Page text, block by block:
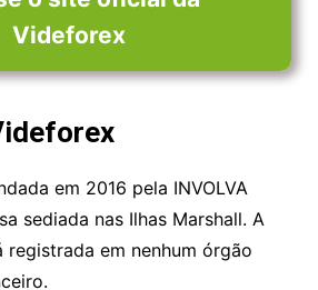
o site oficial da
Videforex
em 2016 pela INVOLVA
sediada nas Ilhas Marshall. A